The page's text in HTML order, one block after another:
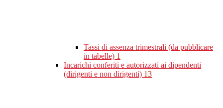
Tassi di assenza trimestrali (da pubblicare
in tabelle) 1
Incarichi conferiti e autorizzati ai dipendenti
(dirigenti e non dirigenti) 13